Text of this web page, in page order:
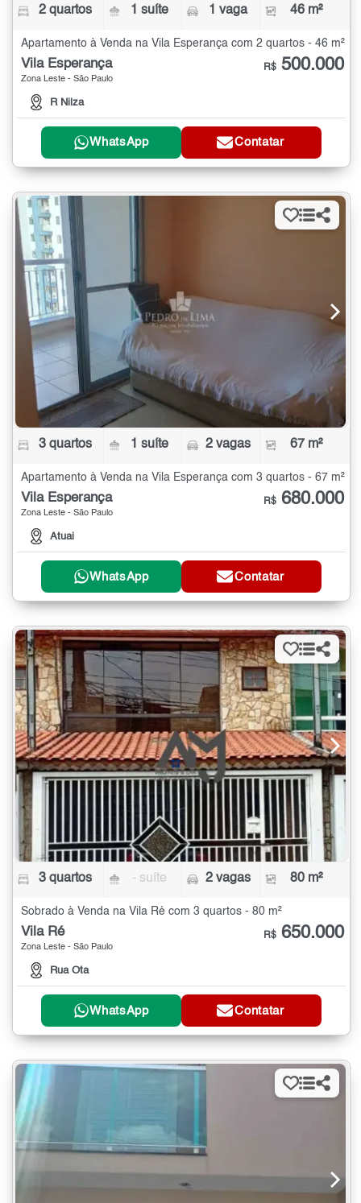
2 quartos 1 suíte 1 vaga 46 m²
Apartamento à Venda na Vila Esperança com 2 quartos - 46 m²
Vila Esperança
Zona Leste - São Paulo
R Nilza
R$ 500.000
WhatsApp Contatar
3 quartos 1 suíte 2 vagas 67 m²
Apartamento à Venda na Vila Esperança com 3 quartos - 67 m²
Vila Esperança
Zona Leste - São Paulo
Atuai
R$ 680.000
WhatsApp Contatar
3 quartos - suíte 2 vagas 80 m²
Sobrado à Venda na Vila Ré com 3 quartos - 80 m²
Vila Ré
Zona Leste - São Paulo
Rua Ota
R$ 650.000
WhatsApp Contatar